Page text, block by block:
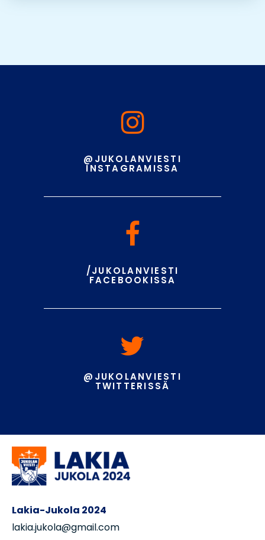
@JUKOLANVIESTI
INSTAGRAMISSA
/JUKOLANVIESTI
FACEBOOKISSA
@JUKOLANVIESTI
TWITTERISSÄ
Lakia-Jukola 2024
lakia.jukola@gmail.com